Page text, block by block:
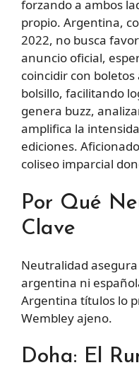
forzando a ambos
propio. Argentina,
2022, no busca
anuncio oficial,
coincidir con
bolsillo, facilitando
genera buzz,
amplifica la
ediciones.
coliseo imparcial
Por Qué
Clave
Neutralidad
argentina ni
Argentina títulos lo
Wembley ajeno.
Doha: El